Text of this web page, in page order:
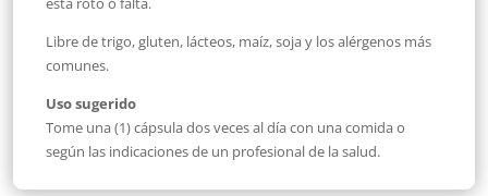
Libre de trigo, gluten, lácteos, maíz, soja y los alérgenos más
comunes.
Uso sugerido
Tome una (1) cápsula dos veces al día con una comida o
según las indicaciones de un profesional de la salud.